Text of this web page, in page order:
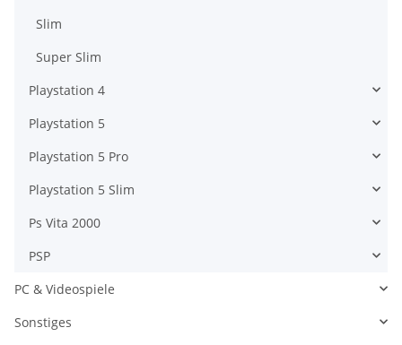
Slim
Super Slim
Playstation 4
Playstation 5
Playstation 5 Pro
Playstation 5 Slim
Ps Vita 2000
PSP
PC & Videospiele
Sonstiges